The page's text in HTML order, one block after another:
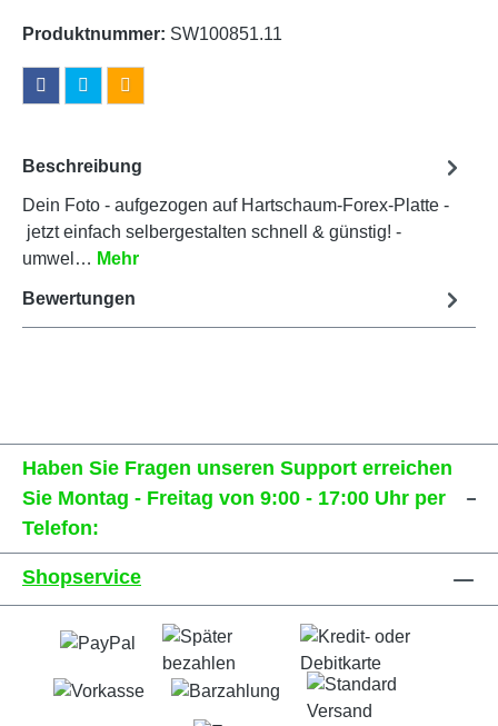
Produktnummer: SW100851.11
Beschreibung
Dein Foto - aufgezogen auf Hartschaum-Forex-Platte -
jetzt einfach selbergestalten schnell & günstig! -
umwel… Mehr
Bewertungen
Haben Sie Fragen unseren Support erreichen
Sie Montag - Freitag von 9:00 - 17:00 Uhr per
Telefon:
Shopservice